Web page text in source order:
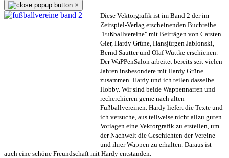
×
Diese Vektorgrafik ist im Band 2 der im
Zeitspiel-Verlag erscheinenden Buchreihe
"Fußballvereine" mit Beiträgen von Carsten
Gier, Hardy Grüne, Hansjürgen Jablonski,
Bernd Sautter und Olaf Wuttke erschienen.
Der WaPPenSalon arbeitet bereits seit vielen
Jahren insbesondere mit Hardy Grüne
zusammen. Hardy und ich teilen dasselbe
Hobby. Wir sind beide Wappennarren und
recherchieren gerne nach alten
Fußballvereinen. Hardy liefert die Texte und
ich versuche, aus teilweise nicht allzu guten
Vorlagen eine Vektorgrafik zu erstellen, um
der Nachwelt die Geschichten der Vereine
und ihrer Wappen zu erhalten. Daraus ist
auch eine schöne Freundschaft mit Hardy entstanden.